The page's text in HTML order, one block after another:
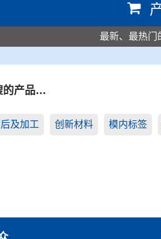
最新、最热门
的产品…
及加工 创新材料 模内标签